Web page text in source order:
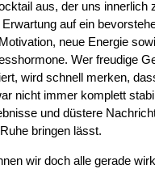
aus, der uns innerlich
auf ein
neue Energie
Wer freudige
wird schnell merken,
nicht immer komplett
und düstere
bringen lässt.
wir doch alle gerade